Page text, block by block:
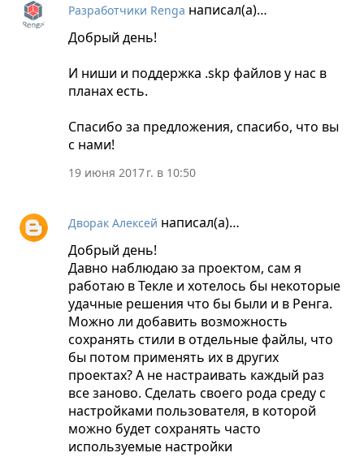
Разработчики Renga написал(а)…
Добрый день!
И ниши и поддержка .skp файлов у нас в
планах есть.
Спасибо за предложения, спасибо, что вы
с нами!
19 июня 2017 г. в 10:50
Дворак Алексей написал(а)…
Добрый день!
Давно наблюдаю за проектом, сам я
работаю в Текле и хотелось бы некоторые
удачные решения что бы были и в Ренга.
Можно ли добавить возможность
сохранять стили в отдельные файлы, что
бы потом применять их в других
проектах? А не настраивать каждый раз
все заново. Сделать своего рода среду с
настройками пользователя, в которой
можно будет сохранять часто
используемые настройки